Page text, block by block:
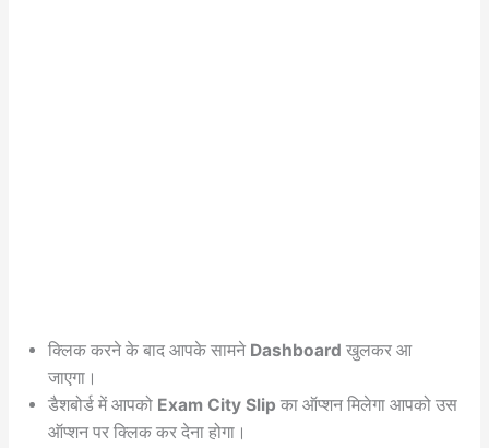
क्लिक करने के बाद आपके सामने Dashboard खुलकर आ
जाएगा।
डैशबोर्ड में आपको Exam City Slip का ऑप्शन मिलेगा आपको उस
ऑप्शन पर क्लिक कर देना होगा।